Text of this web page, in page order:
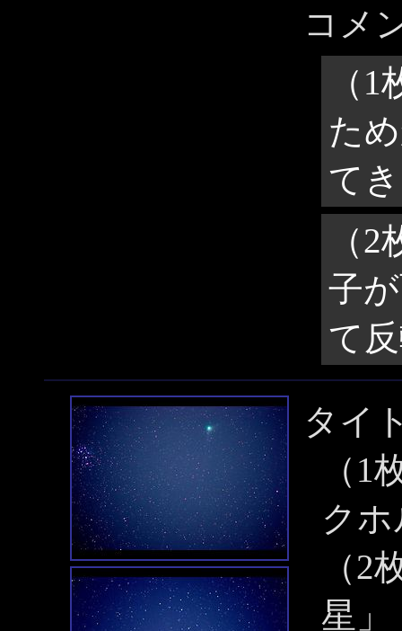
コメ
（
た
て
（
子
て
タイ
（1
ク
（2
星」